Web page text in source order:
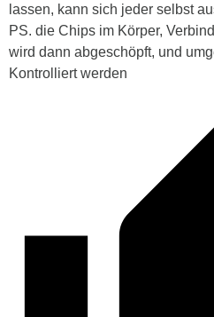
lassen, kann sich jeder selbst
PS. die Chips im Körper,
wird dann abgeschöpft, und
Kontrolliert werden